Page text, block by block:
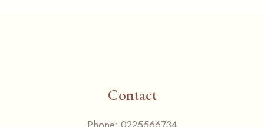
Contact